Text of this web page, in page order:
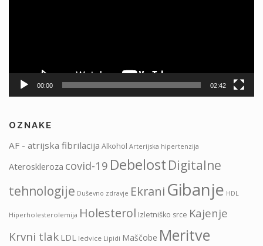
00:00 02:42
OZNAKE
AF - atrijska fibrilacija Alkohol Arterijska hipertenzija
Ateroskleroza covid-19 Debelost Digitalne
tehnologije Duševno zdravje Ekrani Gibanje HDL
Hiperholesterolemija Holesterol Izletniško srce Kajenje
Krvni tlak LDL ledvice Lipidi Maščobe Meritve